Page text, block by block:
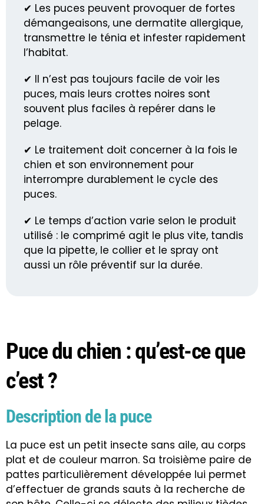
✔ Les puces peuvent provoquer de fortes
démangeaisons, une dermatite allergique,
transmettre le ténia et infester rapidement
l’habitat.
✔ Il n’est pas toujours facile de voir les
puces, mais leurs crottes noires sont
souvent plus faciles à repérer dans le
pelage.
✔ Le traitement doit concerner à la fois le
chien et son environnement pour
interrompre durablement le cycle des
puces.
✔ Le temps d’action varie selon le produit
utilisé : le comprimé agit le plus vite, tandis
que la pipette, le collier et le spray ont
aussi un rôle préventif sur la durée.
Puce du chien : qu’est-ce que
c’est ?
Description de la puce
La puce est un petit insecte sans aile, au corps
plat et de couleur marron. Sa troisième paire de
pattes particulièrement développée lui permet
d’effectuer de grands sauts à la recherche de